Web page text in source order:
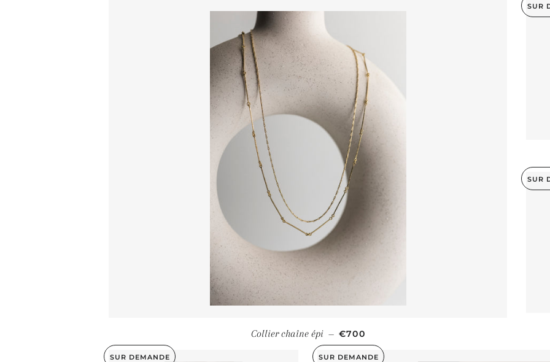
Collier chaîne épi — PRIX RÉGULIER
€700
SUR
SUR
SUR DEMANDE SUR DEMANDE